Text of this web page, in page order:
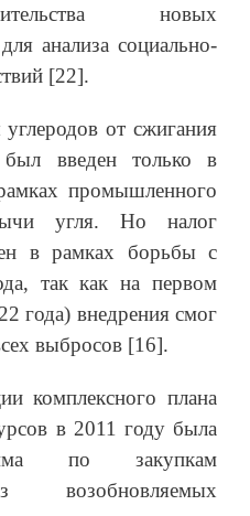
новых
анализа социально-
[22].
от сжигания
был введен только в
промышленного
угля. Но налог
в рамках борьбы с
так как на первом
года) внедрения смог
выбросов [16].
комплексного плана
в 2011 году была
по закупкам
возобновляемых